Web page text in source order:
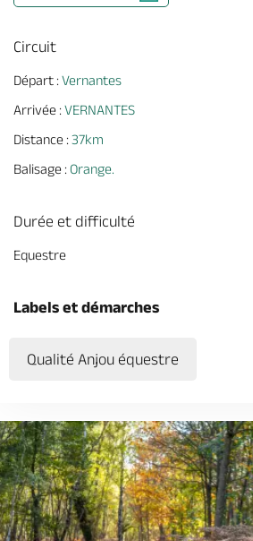
Circuit
Départ :Vernantes
Arrivée :VERNANTES
Distance :37km
Balisage :Orange.
Durée et difficulté
Equestre
Labels et démarches
Qualité Anjou équestre